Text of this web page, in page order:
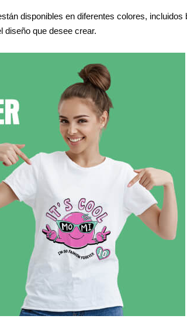
disponibles en diferentes colores,
diseño que desee crear.